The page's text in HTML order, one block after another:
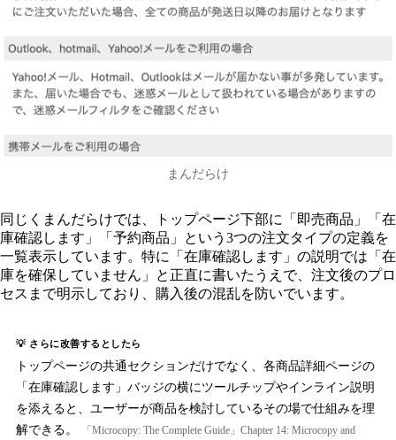
まんだらけ
同じくまんだらけでは、トップページ下部に「即売商品」「在
庫確認します」「予約商品」という3つの注文タイプの定義を
一覧表示しています。特に「在庫確認します」の説明では「在
庫を確保していません」と正直に書いたうえで、注文後のプロ
セスまで明示しており、購入後の混乱を防いでいます。
💡 さらに改善するとしたら
トップページの共通セクションだけでなく、各商品詳細ページの
「在庫確認します」バッジの横にツールチップやインライン説明
を添えると、ユーザーが商品を検討しているその場で仕組みを理
解できる。
「Microcopy: The Complete Guide」Chapter 14: Microcopy and